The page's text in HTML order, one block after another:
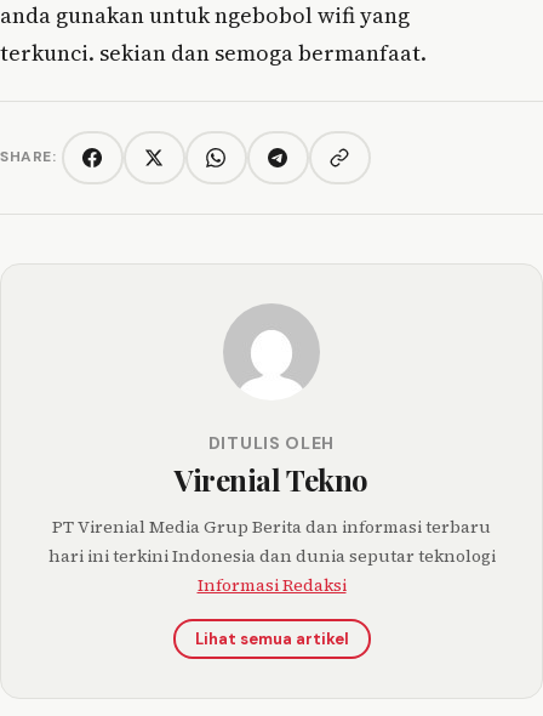
anda gunakan untuk ngebobol wifi yang
terkunci. sekian dan semoga bermanfaat.
SHARE: FacebookTwitter/XWhatsAppTelegramCopy link
DITULIS OLEH
Virenial Tekno
PT Virenial Media Grup Berita dan informasi terbaru
hari ini terkini Indonesia dan dunia seputar teknologi
Informasi Redaksi
Lihat semua artikel